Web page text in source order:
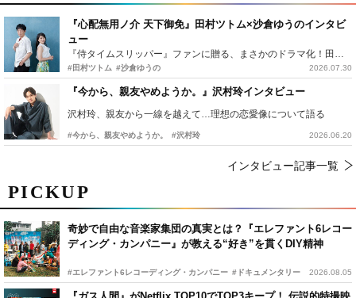
PICKUP
奇妙で自由な音楽家集団の真実とは？『エレファント6レコー
ディング・カンパニー』が教える“好き”を貫くDIY精神
#エレファント6レコーディング・カンパニー #ドキュメンタリー 2026.08.05
『心配無用ノ介 天下御免』田村ツトム×沙倉ゆうのインタビ
ュー
『侍タイムスリッパー』ファンに贈る、まさかのドラマ化！田村ツトム×沙倉ゆうのが語る『心配無用ノ介』撮影秘話
#田村ツトム #沙倉ゆうの 2026.07.30
『今から、親友やめようか。』沢村玲インタビュー
沢村玲、親友から一線を越えて…理想の恋愛像について語る
#今から、親友やめようか。 #沢村玲 2026.06.20
インタビュー記事一覧